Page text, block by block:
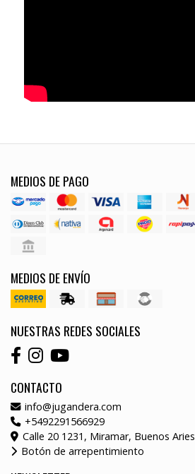
MEDIOS DE PAGO
MEDIOS DE ENVÍO
NUESTRAS REDES SOCIALES
CONTACTO
info@jugandera.com
+5492291566929
Calle 20 1231, Miramar, Buenos Aries
Botón de arrepentimiento